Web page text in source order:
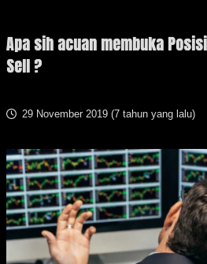
Apa sih acuan membuka
Sell ?
29 November 2019 (7 tahun yang lalu)